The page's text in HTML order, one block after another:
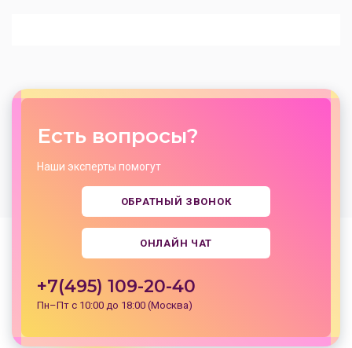
Есть вопросы?
Наши эксперты помогут
ОБРАТНЫЙ ЗВОНОК
ОНЛАЙН ЧАТ
+7(495) 109-20-40
Пн–Пт с 10:00 до 18:00 (Москва)